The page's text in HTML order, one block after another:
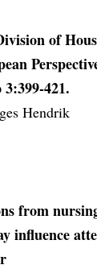
of
421.
Hendrik
from
influence